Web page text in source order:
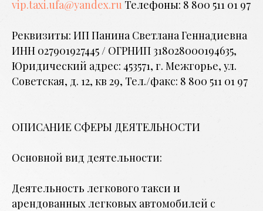
vip.taxi.ufa@yandex.ru Телефоны: 8 800 511 01 97
Реквизиты: ИП Панина Светлана Геннадиевна
ИНН 027901927445 / ОГРНИП 318028000194635,
Юридический адрес: 453571, г. Межгорье, ул.
Советская, д. 12, кв 29, Тел./факс: 8 800 511 01 97
ОПИСАНИЕ СФЕРЫ ДЕЯТЕЛЬНОСТИ
Основной вид деятельности:
Деятельность легкового такси и
арендованных легковых автомобилей с